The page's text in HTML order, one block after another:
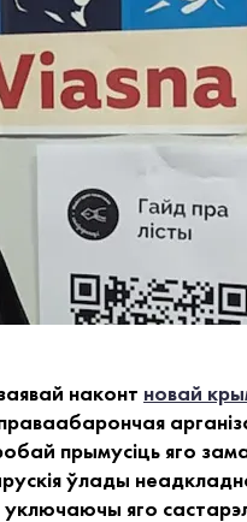
наконт новай
прымусіць яго
ўлады
яго